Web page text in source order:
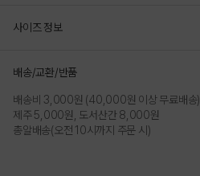
사이즈 정보
배송/교환/반품
배송비 3,000원 (40,000원 이상 무료배송)
제주 5,000원, 도서산간 8,000원
총알배송(오전 10시까지 주문 시)